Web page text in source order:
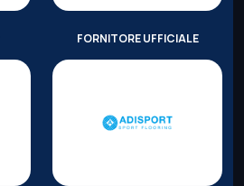
FORNITORE UFFICIALE